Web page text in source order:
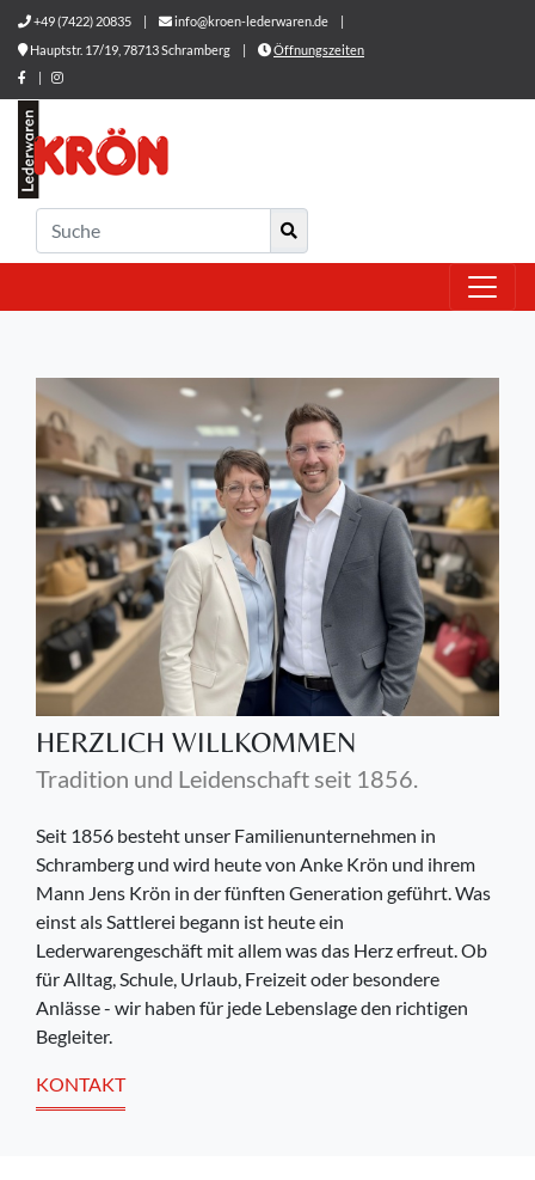
+49 (7422) 20835 | info@kroen-lederwaren.de
|
Hauptstr. 17/19, 78713 Schramberg
|
Öffnungszeiten
|
HERZLICH WILLKOMMEN
Tradition und Leidenschaft seit 1856.
Seit 1856 besteht unser Familienunternehmen in
Schramberg und wird heute von Anke Krön und ihrem
Mann Jens Krön in der fünften Generation geführt. Was
einst als Sattlerei begann ist heute ein
Lederwarengeschäft mit allem was das Herz erfreut. Ob
für Alltag, Schule, Urlaub, Freizeit oder besondere
Anlässe - wir haben für jede Lebenslage den richtigen
Begleiter.
KONTAKT